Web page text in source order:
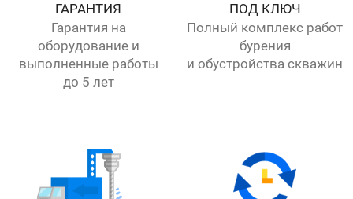
ГАРАНТИЯ
Гарантия на
оборудование и
выполненные работы
до 5 лет
ПОД КЛЮЧ
Полный комплекс работ
бурения
и обустройства скважин